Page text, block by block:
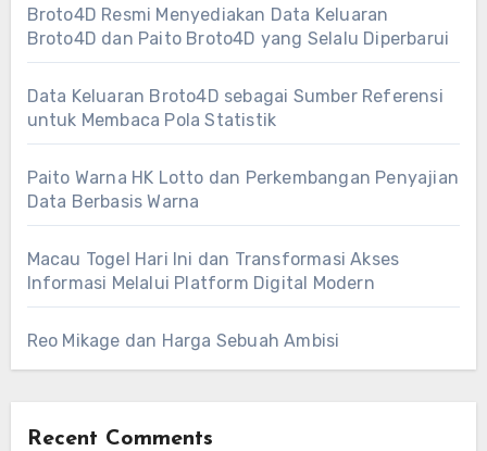
Broto4D Resmi Menyediakan Data Keluaran
Broto4D dan Paito Broto4D yang Selalu Diperbarui
Data Keluaran Broto4D sebagai Sumber Referensi
untuk Membaca Pola Statistik
Paito Warna HK Lotto dan Perkembangan Penyajian
Data Berbasis Warna
Macau Togel Hari Ini dan Transformasi Akses
Informasi Melalui Platform Digital Modern
Reo Mikage dan Harga Sebuah Ambisi
Recent Comments